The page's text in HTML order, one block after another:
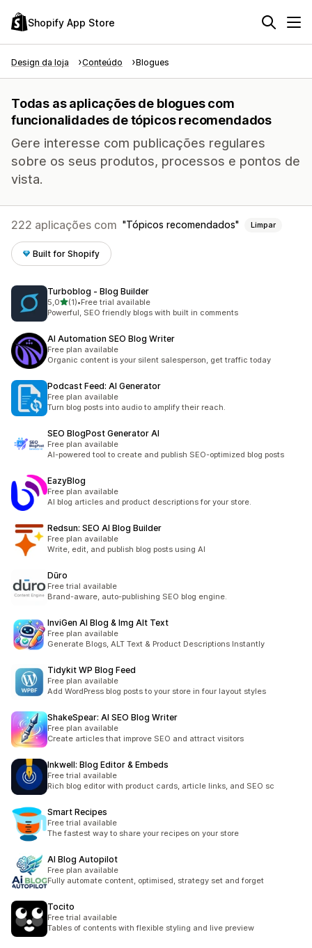
Shopify App Store
Design da loja Conteúdo Blogues
Todas as aplicações de blogues com
funcionalidades de tópicos recomendados
Gere interesse com publicações regulares
sobre os seus produtos, processos e pontos de
vista.
222 aplicações com Tópicos recomendados Limpar
Built for Shopify
Turboblog ‑ Blog Builder
5,0de 5 estrelas
(1)
1 total de avaliações
•Free trial available
Powerful, SEO friendly blogs with built in comments
AI Automation SEO Blog Writer
Free plan available
Organic content is your silent salesperson, get traffic today
Podcast Feed: AI Generator
Free plan available
Turn blog posts into audio to amplify their reach.
SEO BlogPost Generator AI
Free plan available
AI-powered tool to create and publish SEO-optimized blog posts
EazyBlog
Free plan available
AI blog articles and product descriptions for your store.
Redsun: SEO AI Blog Builder
Free plan available
Write, edit, and publish blog posts using AI
Dūro
Free trial available
Brand-aware, auto-publishing SEO blog engine.
InviGen AI Blog & Img Alt Text
Free plan available
Generate Blogs, ALT Text & Product Descriptions Instantly
Tidykit WP Blog Feed
Free plan available
Add WordPress blog posts to your store in four layout styles
ShakeSpear: AI SEO Blog Writer
Free plan available
Create articles that improve SEO and attract visitors
Inkwell: Blog Editor & Embeds
Free trial available
Rich blog editor with product cards, article links, and SEO sc
Smart Recipes
Free trial available
The fastest way to share your recipes on your store
AI Blog Autopilot
Free plan available
Fully automate content, optimised, strategy set and forget
Tocito
Free trial available
Tables of contents with flexible styling and live preview